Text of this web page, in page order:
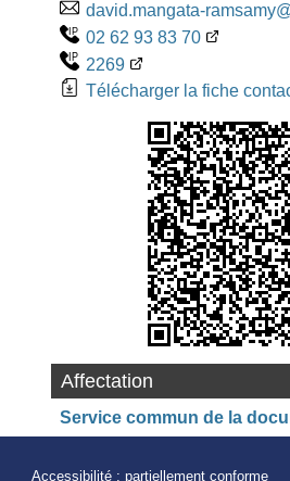
david.mangata-
02 62 93 83 70
2269
Télécharger la fiche
Affectation
Service commun de la
Accessibilité : partiellement conforme